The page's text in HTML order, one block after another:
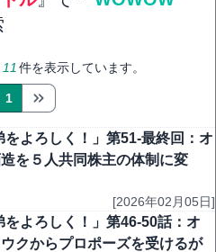
11 件を表示しています。
1
よろしく！」第51-最終回：オ
を５人共同株主の体制に変
[2026年02月05日]
よろしく！」第46-50話：オ
クからプロポーズを受けるが